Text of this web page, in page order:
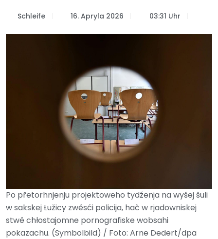
Schleife 16. Apryla 2026 03:31 Uhr
Po přetorhnjenju projektoweho tydźenja na wyšej šuli
w sakskej Łužicy zwěsći policija, hač w rjadowniskej
stwě chłostajomne pornografiske wobsahi
pokazachu. (Symbolbild) / Foto: Arne Dedert/dpa